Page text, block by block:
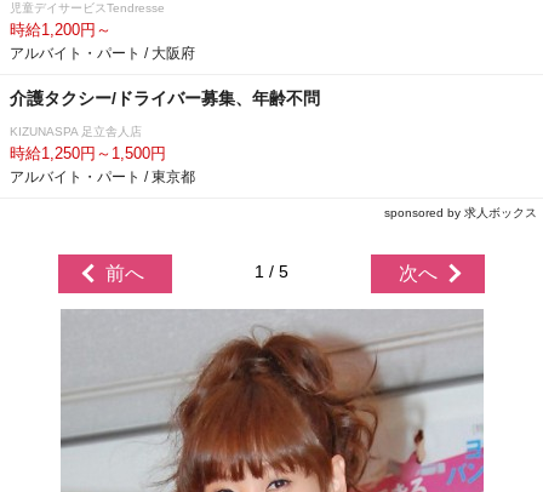
児童デイサービスTendresse
時給1,200円～
アルバイト・パート / 大阪府
介護タクシー/ドライバー募集、年齢不問
KIZUNASPA 足立舎人店
時給1,250円～1,500円
アルバイト・パート / 東京都
sponsored by 求人ボックス
前へ 1 / 5 次へ